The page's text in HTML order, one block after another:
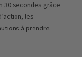
30 secondes grâce
les
à prendre.